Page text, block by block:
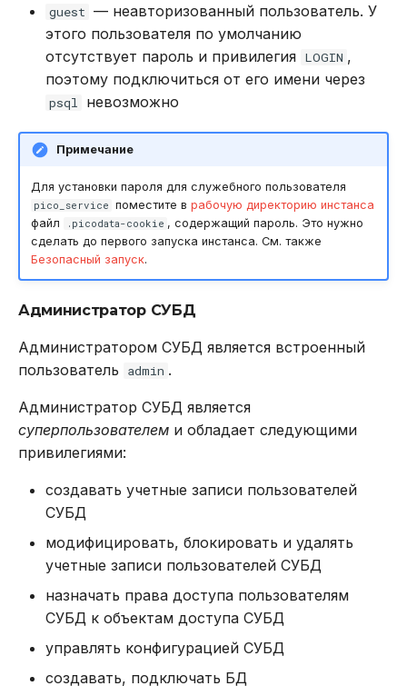
guest — неавторизованный пользователь. У
этого пользователя по умолчанию
отсутствует пароль и привилегия LOGIN ,
поэтому подключиться от его имени через
psql невозможно
Примечание
Для установки пароля для служебного пользователя
pico_service поместите в рабочую директорию инстанса
файл
.picodata-cookie , содержащий пароль. Это нужно
сделать до первого запуска инстанса. См. также
Безопасный запуск.
Администратор СУБД
Администратором СУБД является встроенный
пользователь
admin .
Администратор СУБД является
суперпользователем и обладает следующими
привилегиями:
создавать учетные записи пользователей
СУБД
модифицировать, блокировать и удалять
учетные записи пользователей СУБД
назначать права доступа пользователям
СУБД к объектам доступа СУБД
управлять конфигурацией СУБД
создавать, подключать БД